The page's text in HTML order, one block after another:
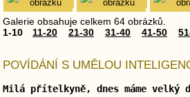
Galerie obsahuje celkem 64 obrázků.
1-10
11-20 21-30 31-40 41-50
POVÍDÁNÍ S UMĚLOU
Milá přítelkyně, dnes máme